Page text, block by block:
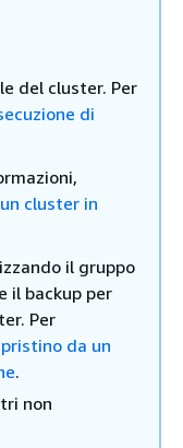
del cluster. Per
di
cluster in
il gruppo
il backup per
Per
da un
.
non